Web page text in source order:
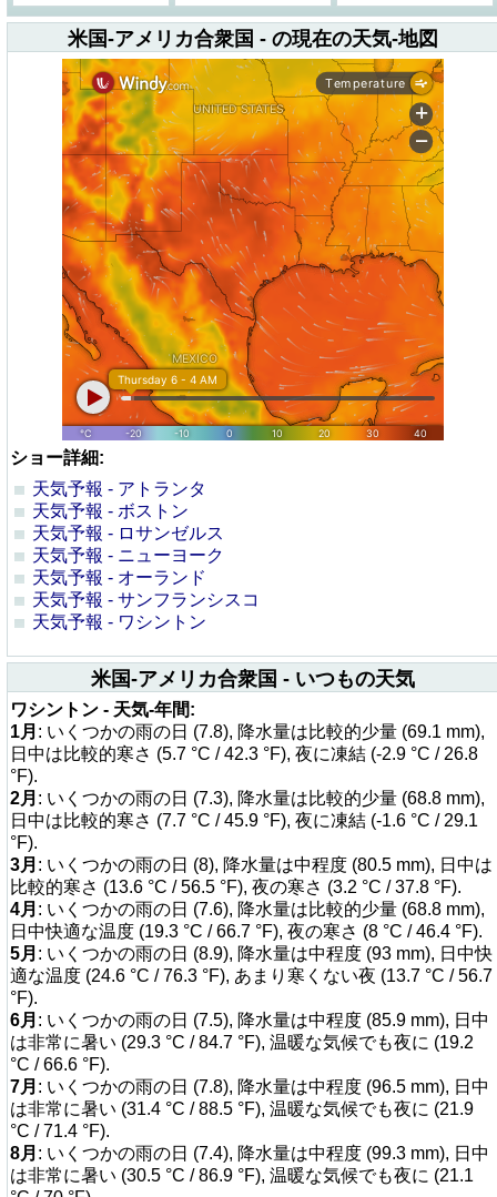
米国-アメリカ合衆国 - の現在の天気-地図
ショー詳細:
天気予報 - アトランタ
天気予報 - ボストン
天気予報 - ロサンゼルス
天気予報 - ニューヨーク
天気予報 - オーランド
天気予報 - サンフランシスコ
天気予報 - ワシントン
米国-アメリカ合衆国 - いつもの天気
ワシントン - 天気-年間:
1月 : いくつかの雨の日 (7.8), 降水量は比較的少量 (69.1 mm),
日中は比較的寒さ (5.7 °C / 42.3 °F), 夜に凍結 (-2.9 °C / 26.8
°F).
2月 : いくつかの雨の日 (7.3), 降水量は比較的少量 (68.8 mm),
日中は比較的寒さ (7.7 °C / 45.9 °F), 夜に凍結 (-1.6 °C / 29.1
°F).
3月 : いくつかの雨の日 (8), 降水量は中程度 (80.5 mm), 日中は
比較的寒さ (13.6 °C / 56.5 °F), 夜の寒さ (3.2 °C / 37.8 °F).
4月 : いくつかの雨の日 (7.6), 降水量は比較的少量 (68.8 mm),
日中快適な温度 (19.3 °C / 66.7 °F), 夜の寒さ (8 °C / 46.4 °F).
5月 : いくつかの雨の日 (8.9), 降水量は中程度 (93 mm), 日中快
適な温度 (24.6 °C / 76.3 °F), あまり寒くない夜 (13.7 °C / 56.7
°F).
6月 : いくつかの雨の日 (7.5), 降水量は中程度 (85.9 mm), 日中
は非常に暑い (29.3 °C / 84.7 °F), 温暖な気候でも夜に (19.2
°C / 66.6 °F).
7月 : いくつかの雨の日 (7.8), 降水量は中程度 (96.5 mm), 日中
は非常に暑い (31.4 °C / 88.5 °F), 温暖な気候でも夜に (21.9
°C / 71.4 °F).
8月 : いくつかの雨の日 (7.4), 降水量は中程度 (99.3 mm), 日中
は非常に暑い (30.5 °C / 86.9 °F), 温暖な気候でも夜に (21.1